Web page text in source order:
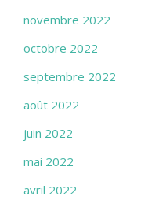
novembre 2022
octobre 2022
septembre 2022
août 2022
juin 2022
mai 2022
avril 2022